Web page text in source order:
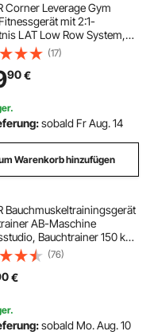
Corner Leverage Gym
mit 2:1-
LAT Low Row System,
für Kniebeugen
Bankdrücken
verstellbare
Trainingsstation
(17)
90€
sobald Fr Aug. 14
Warenkorb hinzufügen
Bauchmuskeltrainingsgerät
AB-Maschine
Bauchtrainer 150 kg
Krafttraining
verstellbares
Weiß + Rosa
(76)
€
sobald Mo. Aug. 10